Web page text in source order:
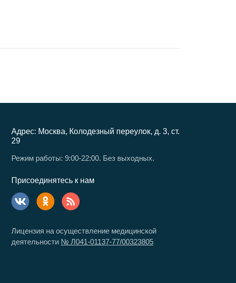
Адрес: Москва, Колодезный переулок, д. 3, ст.
29
Режим работы: 9:00-22:00. Без выходных.
Присоединятесь к нам
Лицензия на осуществление медицинской
деятельности № Л041-01137-77/00323805